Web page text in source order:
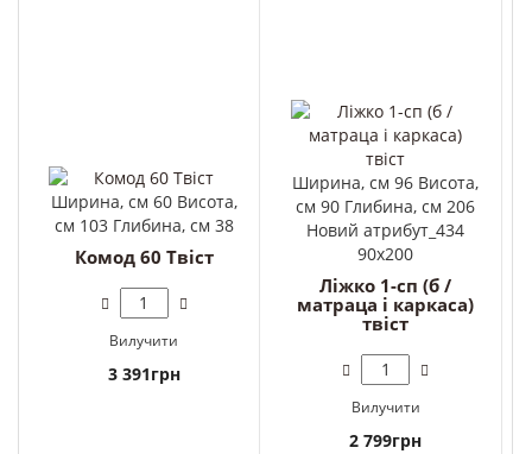
Ширина, см 60 Висота,
см 103 Глибина, см 38
Комод 60 Твіст
Вилучити
3 391грн
Ширина, см 96 Висота,
см 90 Глибина, см 206
Новий атрибут_434
90x200
Ліжко 1-сп (б /
матраца і каркаса)
твіст
Вилучити
2 799грн